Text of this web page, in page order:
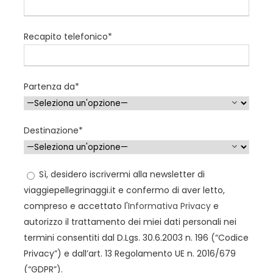
Recapito telefonico*
Partenza da*
Destinazione*
Sì, desidero iscrivermi alla newsletter di
viaggiepellegrinaggi.it e confermo di aver letto,
compreso e accettato l'Informativa Privacy e
autorizzo il trattamento dei miei dati personali nei
termini consentiti dal D.Lgs. 30.6.2003 n. 196 (“Codice
Privacy”) e dall’art. 13 Regolamento UE n. 2016/679
(“GDPR”).
L’esperienza a Lourdes è una sosta che ci
guarisce nello spirito.
Programma
Raggiungi l’aeroporto in tempo utile per le operazioni di
imbarco.
Partenza da Roma con volo diretto per Lourdes. Saluto
alla Madonna presso la